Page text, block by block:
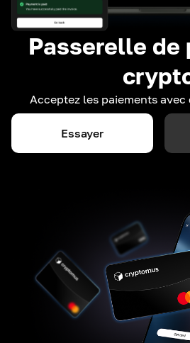
Passerelle de
Acceptez les paiements avec
Essayer